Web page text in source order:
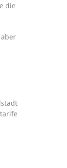
die